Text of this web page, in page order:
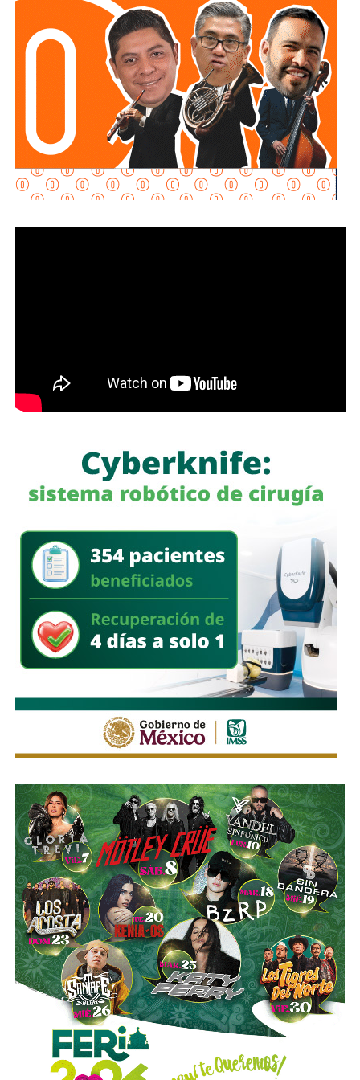
este tipo de acciones contribuyen a fortalecer la
seguridad, desarticular redes criminales y generar
condiciones de certeza para la llegada de inversiones.
Badillo Moreno sostuvo que la seguridad es una
responsabilidad compartida entre los tres órdenes de
gobierno
, por lo que consideró indispensable mantener la
coordinación entre municipios, estado y Federación. En
ese sentido, adelantó que el tema deberá abordarse
durante la próxima reunión del Consejo Estatal de
El diputado afirmó quelos gobiernos municipales
desempeñan un papel clave en la detección de
actividades ilícitas, ya que son las autoridades más
movimientos fuera de lo habitual para reportarlos
oportunamente.
investigación realizado por las autoridades para combatir
este tipo de delitos y consideró que la coordinación
institucional seguirá siendo fundamental para atender la
problemática en las distintas regiones de San Luis Potosí.
Finalmente, informó quedurante la próxima sesión del
Consejo Estatal de Seguridad también se revisarán
los avances en la implementación de las reformas
encaminadas a garantizar mejores
condiciones salariales para las y los policías municipales
También lee:Golpe al huachicol en SLP: FGR asegura dos